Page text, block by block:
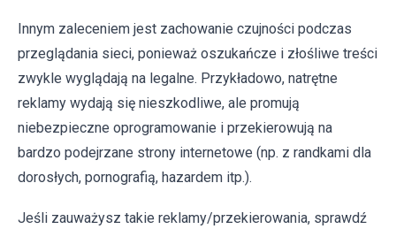
Innym zaleceniem jest zachowanie czujności podczas
przeglądania sieci, ponieważ oszukańcze i złośliwe treści
zwykle wyglądają na legalne. Przykładowo, natrętne
reklamy wydają się nieszkodliwe, ale promują
niebezpieczne oprogramowanie i przekierowują na
bardzo podejrzane strony internetowe (np. z randkami dla
dorosłych, pornografią, hazardem itp.).
Jeśli zauważysz takie reklamy/przekierowania, sprawdź